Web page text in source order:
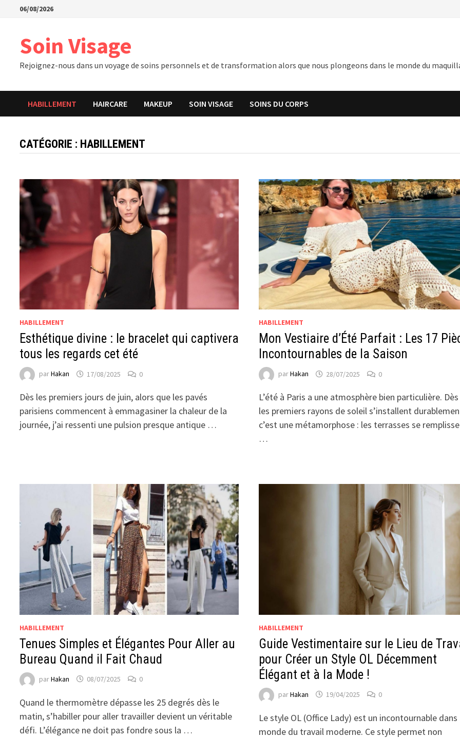
Passer06/08/2026
Soin Visage
Rejoignez-nous dans un voyage de soins personnels et de transformation alors que nous plongeons dans le monde du
HABILLEMENT HAIRCARE MAKEUP SOIN VISAGE SOINS DU CORPS
CATÉGORIE : HABILLEMENT
HABILLEMENT
Esthétique divine : le bracelet qui captivera
tous les regards cet été
parHakan 17/08/2025 0
Dès les premiers jours de juin, alors que les pavés
parisiens commencent à emmagasiner la chaleur de la
journée, j’ai ressenti une pulsion presque antique …
HABILLEMENT
Mon Vestiaire d’Été Parfait : Les 17
Incontournables de la Saison
parHakan 28/07/2025 0
L’été à Paris a une atmosphère bien particulière.
les premiers rayons de soleil s’installent
c’est une métamorphose : les terrasses se
…
HABILLEMENT
Tenues Simples et Élégantes Pour Aller au
Bureau Quand il Fait Chaud
parHakan 08/07/2025 0
Quand le thermomètre dépasse les 25 degrés dès le
matin, s’habiller pour aller travailler devient un véritable
défi. L’élégance ne doit pas fondre sous la …
HABILLEMENT
Guide Vestimentaire sur le Lieu de
pour Créer un Style OL Décemment
Élégant et à la Mode !
parHakan 19/04/2025 0
Le style OL (Office Lady) est un incontournable dans
monde du travail moderne. Ce style permet non